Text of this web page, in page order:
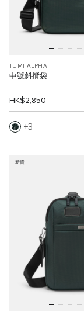
TUMI ALPHA
中號斜揹袋
HK$2,850
3
新貨